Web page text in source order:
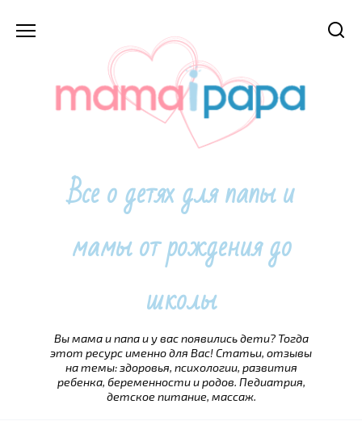
Все о детях для папы и
мамы от рождения до
школы
Вы мама и папа и у вас появились дети? Тогда
этот ресурс именно для Вас! Статьи, отзывы
на темы: здоровья, психологии, развития
ребенка, беременности и родов. Педиатрия,
детское питание, массаж.